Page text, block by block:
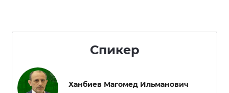
Спикер
Ханбиев Магомед Ильманович